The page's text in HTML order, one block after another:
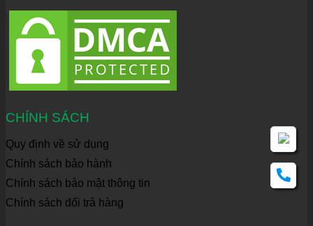
CHÍNH SÁCH
Quy định về sử dụng
Chính sách bảo hành
Chính sách bảo mật thông tin
Chính sách đổi trả hàng